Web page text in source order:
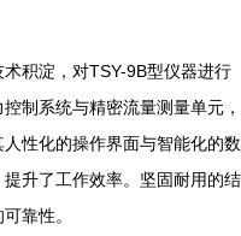
积淀，对TSY-9B型仪器进行
制系统与精密流量测量单元，
性化的操作界面与智能化的数
升了工作效率。坚固耐用的结
靠性。